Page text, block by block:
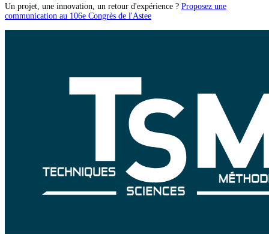
Un projet, une innovation, un retour d'expérience ? Proposez une
communication au 106e Congrès de l'Astee